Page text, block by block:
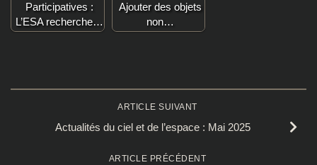
Participatives :
L’ESA recherche…
Ajouter des objets
non…
ARTICLE SUIVANT
Actualités du ciel et de l’espace : Mai 2025
ARTICLE PRÉCÉDENT